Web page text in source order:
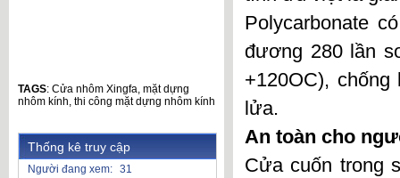
TAGS: Cửa nhôm Xingfa, mặt dựng
nhôm kính, thi công mặt dựng nhôm kính
Thống kê truy cập
Người đang xem: 31
Polycarbonate
đương 280 lần
+120OC),
lửa.
An toàn cho
Cửa cuốn trong